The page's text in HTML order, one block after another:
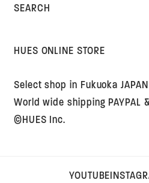
YOUTUBE
SEARCH
HUES ONLINE STORE
Select shop in Fukuoka JAPAN
World wide shipping PAYPAL
©HUES Inc.
YOUTUBE